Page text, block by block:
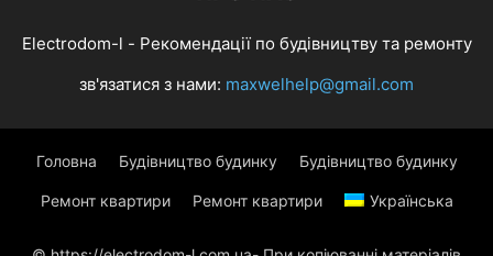
Electrodom-l - Рекомендації по будівництву та ремонту
зв'язатися з нами: maxwelhelp@gmail.com
Головна Будівництво будинку Будівництво будинку
Ремонт квартири Ремонт квартири Українська